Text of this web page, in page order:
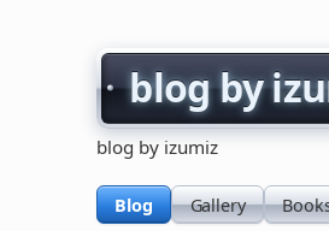
blog by
blog by izumiz
Blog Gallery